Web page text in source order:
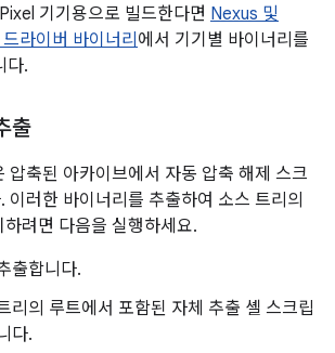
기기용으로 빌드한다면 Nexus 및
라이버 바이너리 에서 기기별 바이너리를
다.
출
압축된 아카이브에서 자동 압축 해제 스크
이러한 바이너리를 추출하여 소스 트리의
려면 다음을 실행하세요.
출합니다.
리의 루트에서 포함된 자체 추출 셸 스크립
다.